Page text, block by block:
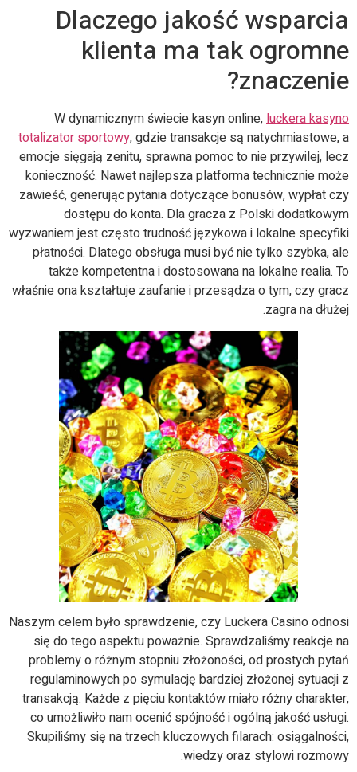
Dlaczego jakość wsparcia
klienta ma tak ogromne
znaczenie?
W dynamicznym świecie kasyn online, luckera kasyno
totalizator sportowy, gdzie transakcje są natychmiastowe, a
emocje sięgają zenitu, sprawna pomoc to nie przywilej, lecz
konieczność. Nawet najlepsza platforma technicznie może
zawieść, generując pytania dotyczące bonusów, wypłat czy
dostępu do konta. Dla gracza z Polski dodatkowym
wyzwaniem jest często trudność językowa i lokalne specyfiki
płatności. Dlatego obsługa musi być nie tylko szybka, ale
także kompetentna i dostosowana na lokalne realia. To
właśnie ona kształtuje zaufanie i przesądza o tym, czy gracz
zagra na dłużej.
Naszym celem było sprawdzenie, czy Luckera Casino odnosi
się do tego aspektu poważnie. Sprawdzaliśmy reakcje na
problemy o różnym stopniu złożoności, od prostych pytań
regulaminowych po symulację bardziej złożonej sytuacji z
transakcją. Każde z pięciu kontaktów miało różny charakter,
co umożliwiło nam ocenić spójność i ogólną jakość usługi.
Skupiliśmy się na trzech kluczowych filarach: osiągalności,
wiedzy oraz stylowi rozmowy.